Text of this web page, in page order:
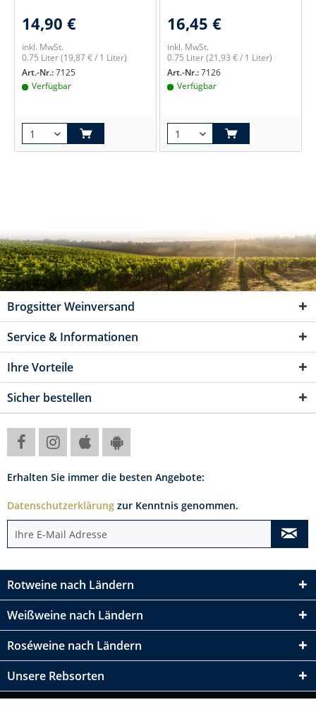
14,90 €
inkl. MwSt.
0.75 Liter(19,87 € / 1 Liter)
Art.-Nr.:7125
Verfügbar
16,45 €
inkl. MwSt.
0.75 Liter(21,93 € / 1 Liter)
Art.-Nr.:7126
Verfügbar
Brogsitter Weinversand
Service & Informationen
Ihre Vorteile
Sicher bestellen
Erhalten Sie immer die besten Angebote:
Datenschutzerklärung zur Kenntnis genommen.
Rotweine nach Ländern
Weißweine nach Ländern
Roséweine nach Ländern
Unsere Rebsorten